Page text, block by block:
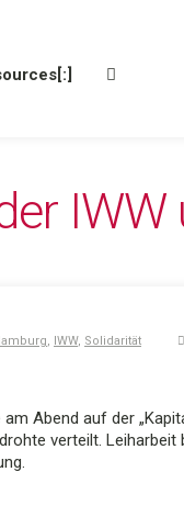
IWW
, IWW, Solidarität
Abend auf der
verteilt. Leiharbeit